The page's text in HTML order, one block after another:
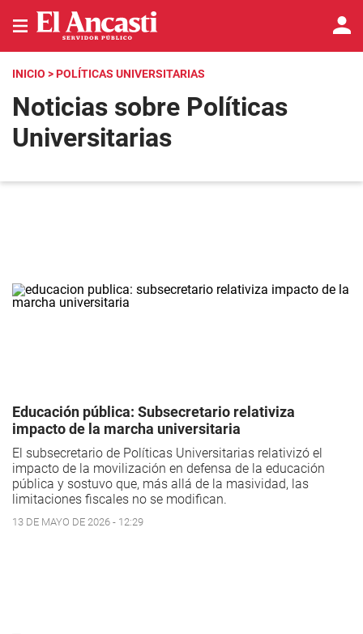
INICIO > POLÍTICAS UNIVERSITARIAS
Noticias sobre Políticas
Universitarias
Educación pública: Subsecretario relativiza
impacto de la marcha universitaria
El subsecretario de Políticas Universitarias relativizó el
impacto de la movilización en defensa de la educación
pública y sostuvo que, más allá de la masividad, las
limitaciones fiscales no se modifican.
13 DE MAYO DE 2026 - 12:29